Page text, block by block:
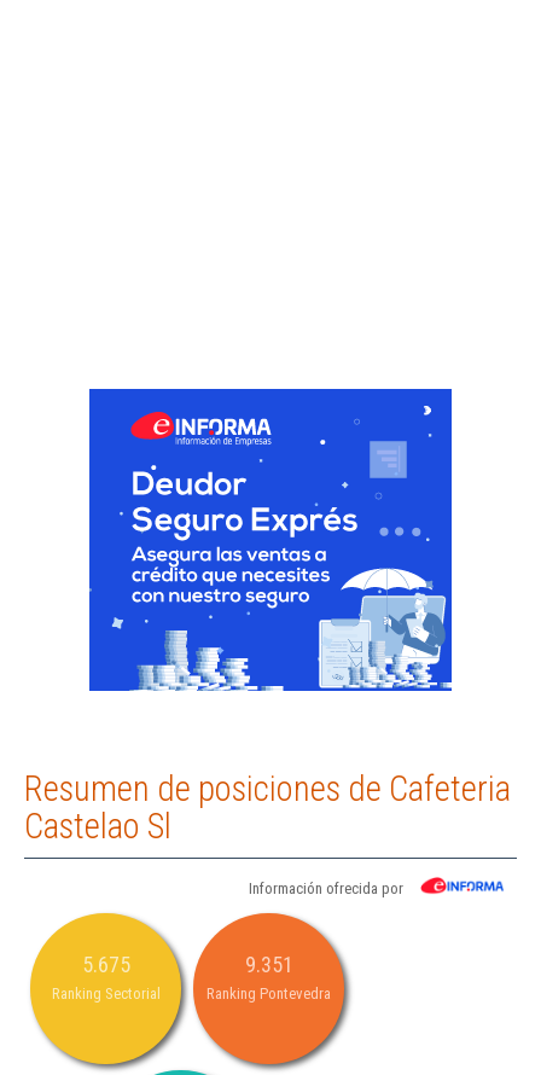
Resumen de posiciones de Cafeteria
Castelao Sl
Información ofrecida por
5.675
Ranking Sectorial
9.351
Ranking Pontevedra